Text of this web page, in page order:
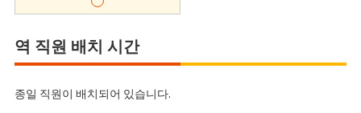
역 직원 배치 시간
종일 직원이 배치되어 있습니다.